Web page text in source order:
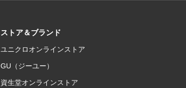
ストア＆ブランド
ユニクロオンラインストア
GU（ジーユー）
資生堂オンラインストア